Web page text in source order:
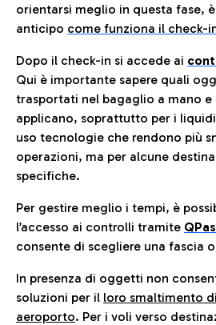
orientarsi meglio in questa fase,
anticipo come funziona il check-
Dopo il check-in si accede ai
Qui è importante sapere quali
trasportati nel bagaglio a mano e
applicano, soprattutto per i
uso tecnologie che rendono più
operazioni, ma per alcune
specifiche.
Per gestire meglio i tempi, è
l’accesso ai controlli tramite
consente di scegliere una fascia
In presenza di oggetti non
soluzioni per il loro smaltimento
aeroporto. Per i voli verso